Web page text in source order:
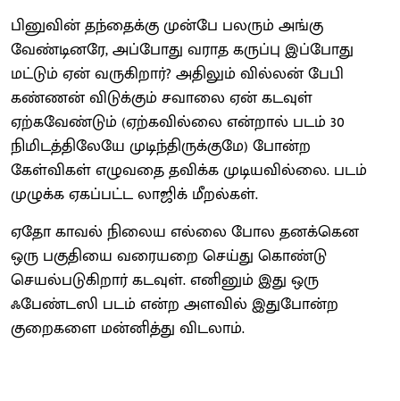
பினுவின் தந்தைக்கு முன்பே பலரும் அங்கு
வேண்டினரே, அப்போது வராத கருப்பு இப்போது
மட்டும் ஏன் வருகிறார்? அதிலும் வில்லன் பேபி
கண்ணன் விடுக்கும் சவாலை ஏன் கடவுள்
ஏற்கவேண்டும் (ஏற்கவில்லை என்றால் படம் 30
நிமிடத்திலேயே முடிந்திருக்குமே) போன்ற
கேள்விகள் எழுவதை தவிக்க முடியவில்லை. படம்
முழுக்க ஏகப்பட்ட லாஜிக் மீறல்கள்.
ஏதோ காவல் நிலைய எல்லை போல தனக்கென
ஒரு பகுதியை வரையறை செய்து கொண்டு
செயல்படுகிறார் கடவுள். எனினும் இது ஒரு
ஃபேண்டஸி படம் என்ற அளவில் இதுபோன்ற
குறைகளை மன்னித்து விடலாம்.